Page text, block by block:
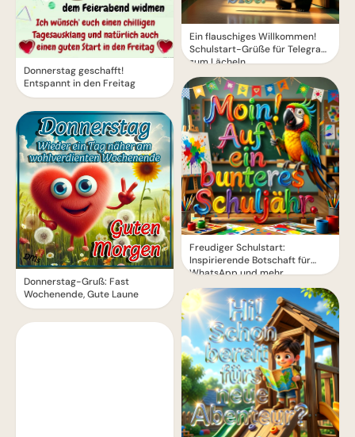
Donnerstag geschafft!
Entspannt in den Freitag
Donnerstag-Gruß: Fast
Wochenende, Gute Laune
Ein flauschiges Willkommen!
Schulstart-Grüße für Telegram
zum Lächeln
Freudiger Schulstart:
Inspirierende Botschaft für
WhatsApp und mehr